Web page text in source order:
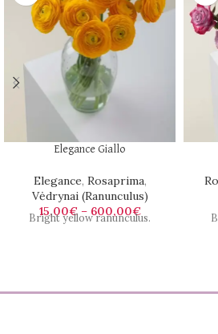
Elegance Giallo
Elegance, Rosaprima,
Vėdrynai (Ranunculus)
15,00€ – 600,00€
Bright yellow ranunculus.